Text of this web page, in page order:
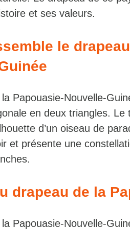
et ses valeurs.
le
Papouasie-Nouvelle-
en deux triangles.
d’un oiseau de
et présente une
drapeau de la
Papouasie-Nouvelle-